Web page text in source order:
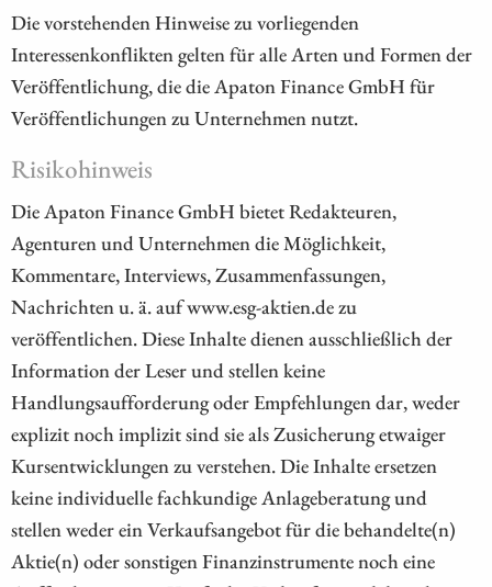
Die vorstehenden Hinweise zu vorliegenden
Interessenkonflikten gelten für alle Arten und Formen der
Veröffentlichung, die die Apaton Finance GmbH für
Veröffentlichungen zu Unternehmen nutzt.
Risikohinweis
Die Apaton Finance GmbH bietet Redakteuren,
Agenturen und Unternehmen die Möglichkeit,
Kommentare, Interviews, Zusammenfassungen,
Nachrichten u. ä. auf www.esg-aktien.de zu
veröffentlichen. Diese Inhalte dienen ausschließlich der
Information der Leser und stellen keine
Handlungsaufforderung oder Empfehlungen dar, weder
explizit noch implizit sind sie als Zusicherung etwaiger
Kursentwicklungen zu verstehen. Die Inhalte ersetzen
keine individuelle fachkundige Anlageberatung und
stellen weder ein Verkaufsangebot für die behandelte(n)
Aktie(n) oder sonstigen Finanzinstrumente noch eine